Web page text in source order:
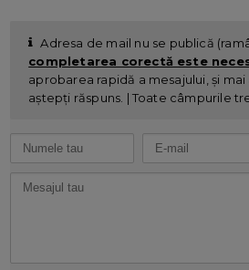
Adresa de mail nu se publică
completarea corectă este
aprobarea rapidă a mesajului, și mai
aștepți răspuns. | Toate câmpurile